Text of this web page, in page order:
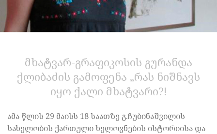
მხატვარ-გრაფიკოსის გურანდა
ქლიბაძის გამოფენა „რას ნიშნავს
იყო ქალი მხატვარი?!
ამა წლის 29 მაისს 18 საათზე გ.ჩუბინაშვილის
სახელობის ქართული ხელოვნების ისტორიისა და